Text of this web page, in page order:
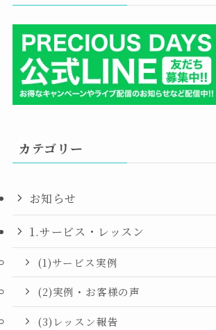
カテゴリー
お知らせ
1.サービス・レッスン
(1)サービス実例
(2)実例・お客様の声
(3)レッスン報告